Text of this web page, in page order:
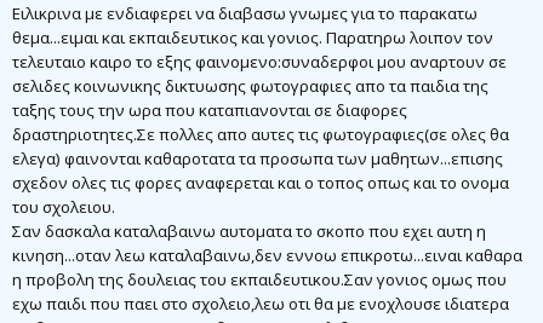
μ
σ
ί
ε
υ
σ
η
Ειλικρινα με ενδιαφερει να διαβασω γνωμες για το παρακατω
θεμα...ειμαι και εκπαιδευτικος και γονιος. Παρατηρω λοιπον τον
τελευταιο καιρο το εξης φαινομενο:συναδερφοι μου αναρτουν σε
σελιδες κοινωνικης δικτυωσης φωτογραφιες απο τα παιδια της
ταξης τους την ωρα που καταπιανονται σε διαφορες
δραστηριοτητες.Σε πολλες απο αυτες τις φωτογραφιες(σε ολες θα
ελεγα) φαινονται καθαροτατα τα προσωπα των μαθητων...επισης
σχεδον ολες τις φορες αναφερεται και ο τοπος οπως και το ονομα
του σχολειου.
Σαν δασκαλα καταλαβαινω αυτοματα το σκοπο που εχει αυτη η
κινηση...οταν λεω καταλαβαινω,δεν εννοω επικροτω...ειναι καθαρα
η προβολη της δουλειας του εκπαιδευτικου.Σαν γονιος ομως που
εχω παιδι που παει στο σχολειο,λεω οτι θα με ενοχλουσε ιδιατερα